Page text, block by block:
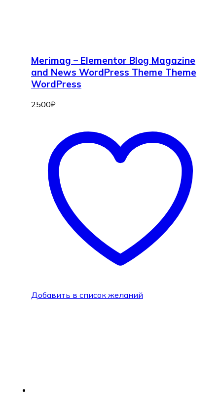
Merimag – Elementor Blog Magazine
and News WordPress Theme Theme
WordPress
2500₽
Добавить в список желаний